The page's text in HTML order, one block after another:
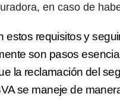
en caso de
estos requisitos y
son pasos
la reclamación del
se maneje de